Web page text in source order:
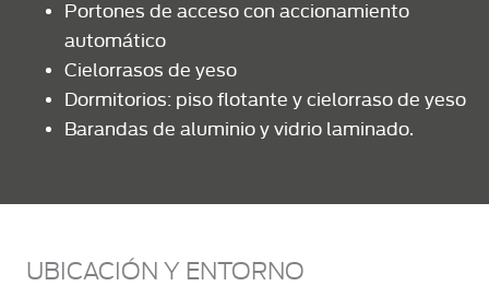
Portones de acceso con accionamiento
automático
Cielorrasos de yeso
Dormitorios: piso flotante y cielorraso de yeso
Barandas de aluminio y vidrio laminado.
UBICACIÓN Y ENTORNO